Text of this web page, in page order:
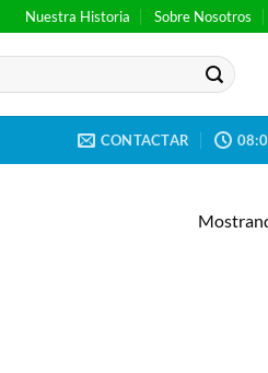
Nuestra Historia Sobre Nosotros
CONTACTAR